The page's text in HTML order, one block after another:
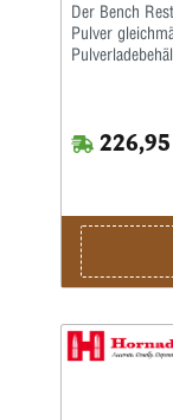
Der Bench
Pulver
4320 oder
konstruiert,
eingebautes
verlässt und
reguliert.Das
Fallrohren für
sich sicher an
optionaler
überlegenen
können Sie